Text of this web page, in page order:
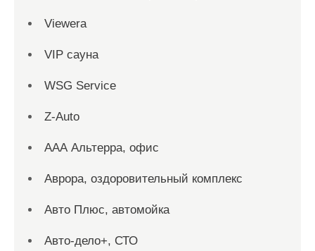
Viewera
VIP сауна
WSG Service
Z-Auto
ААА Альтерра, офис
Аврора, оздоровительный комплекс
Авто Плюс, автомойка
Авто-дело+, СТО